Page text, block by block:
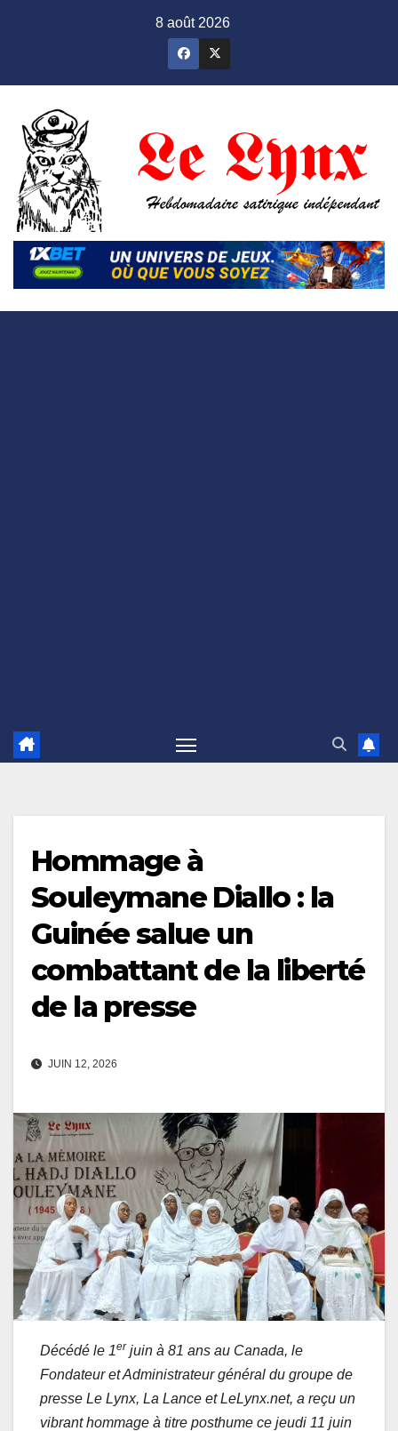
8 août 2026
Hommage à
Souleymane Diallo : la
Guinée salue un
combattant de la liberté
de la presse
JUIN 12, 2026
Décédé le 1er juin à 81 ans au Canada, le
Fondateur et Administrateur général du groupe de
presse Le Lynx, La Lance et LeLynx.net, a reçu un
vibrant hommage à titre posthume ce jeudi 11 juin